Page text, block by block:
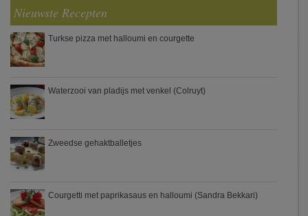
Nieuwste Recepten
Turkse pizza met halloumi en courgette
Waterzooi van pladijs met venkel (Colruyt)
Zweedse gehaktballetjes
Courgetti met paprikasaus en halloumi (Sandra Bekkari)